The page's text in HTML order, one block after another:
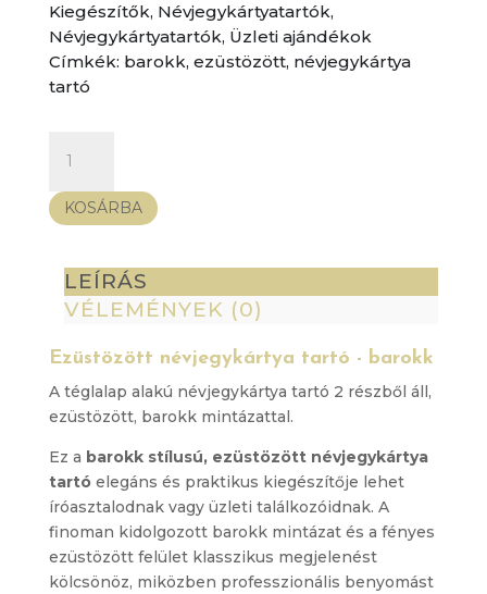
Kiegészítők, Névjegykártyatartók,
Névjegykártyatartók, Üzleti ajándékok
Címkék: barokk, ezüstözött, névjegykártya
tartó
névjegykártya
tartó
-
mennyiség
KOSÁRBA
LEÍRÁS
VÉLEMÉNYEK (0)
Ezüstözött névjegykártya tartó - barokk
A téglalap alakú névjegykártya tartó 2 részből áll,
ezüstözött, barokk mintázattal.
Ez a barokk stílusú, ezüstözött névjegykártya
tartóelegáns és praktikus kiegészítője lehet
íróasztalodnak vagy üzleti találkozóidnak. A
finoman kidolgozott barokk mintázat és a fényes
ezüstözött felület klasszikus megjelenést
kölcsönöz, miközben professzionális benyomást